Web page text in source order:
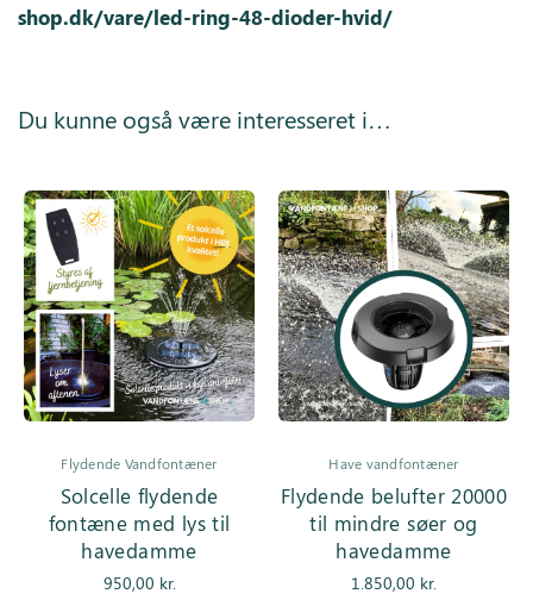
shop.dk/vare/led-ring-48-dioder-hvid/
Du kunne også være interesseret i…
Flydende Vandfontæner
Solcelle flydende
fontæne med lys til
havedamme
950,00 kr.
Have vandfontæner
Flydende belufter 20000
til mindre søer og
havedamme
1.850,00 kr.